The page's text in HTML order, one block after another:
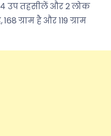
उप तहसीलें और 2 लोक
ग्राम है और 119 ग्राम